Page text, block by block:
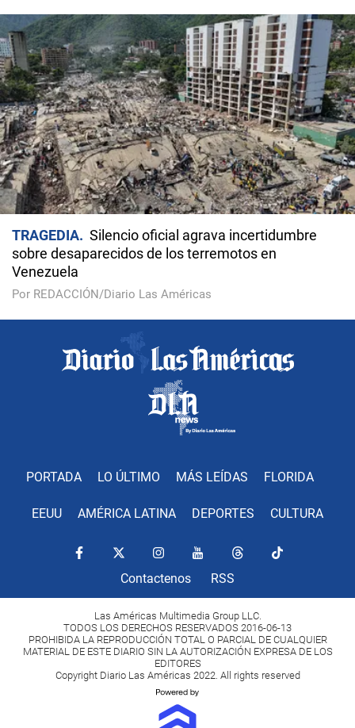
TRAGEDIA
Silencio oficial agrava incertidumbre
sobre desaparecidos de los terremotos en
Venezuela
Por REDACCIÓN/Diario Las Américas
PORTADA LO ÚLTIMO MÁS LEÍDAS FLORIDA
EEUU AMÉRICA LATINA DEPORTES CULTURA
Contactenos RSS
Las Américas Multimedia Group LLC.
TODOS LOS DERECHOS RESERVADOS 2016-06-13
PROHIBIDA LA REPRODUCCIÓN TOTAL O PARCIAL DE CUALQUIER
MATERIAL DE ESTE DIARIO SIN LA AUTORIZACIÓN EXPRESA DE LOS
EDITORES
Copyright Diario Las Américas 2022. All rights reserved